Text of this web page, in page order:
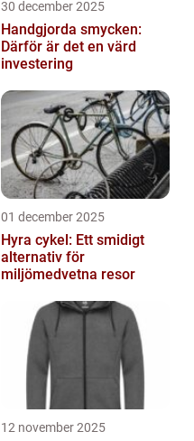
30 december 2025
Handgjorda smycken:
Därför är det en värd
investering
01 december 2025
Hyra cykel: Ett smidigt
alternativ för
miljömedvetna resor
12 november 2025